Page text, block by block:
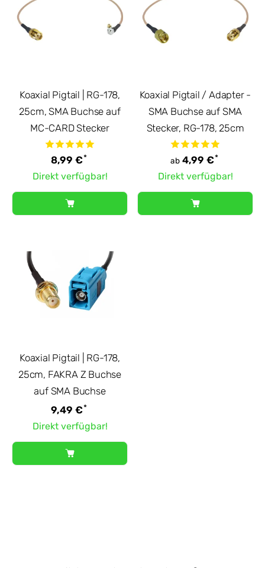
Koaxial Pigtail | RG-178,
25cm, SMA Buchse auf
MC-CARD Stecker
8,99 €*
Direkt verfügbar!
Koaxial Pigtail / Adapter -
SMA Buchse auf SMA
Stecker, RG-178, 25cm
ab 4,99 €*
Direkt verfügbar!
Koaxial Pigtail | RG-178,
25cm, FAKRA Z Buchse
auf SMA Buchse
9,49 €*
Direkt verfügbar!